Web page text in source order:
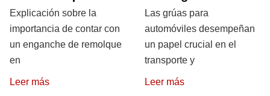
Explicación sobre la
importancia de contar con
un enganche de remolque
en
Leer más
Las grúas para
automóviles desempeñan
un papel crucial en el
transporte y
Leer más